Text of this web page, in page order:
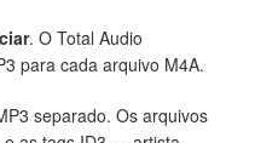
. O Total Audio
para cada arquivo M4A.
separado. Os arquivos